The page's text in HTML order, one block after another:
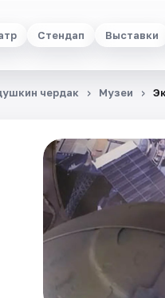
Стендап Выставки
чердак Музеи